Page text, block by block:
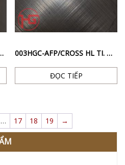
CÁT CHỐNG VÂN TAY MÀU ĐEN 003HGC-AFP/CROSS HL TI. BLACK – INOX BỀ MẶT SỌC CHÉO CHỐNG VÂN TAY MÀU ĐEN
ĐỌC TIẾP
… 17 18 19 →